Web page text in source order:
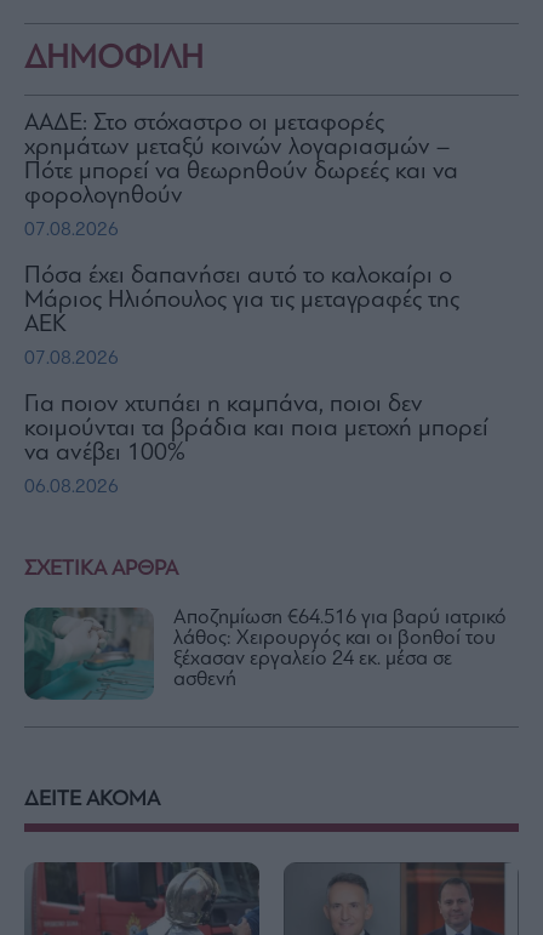
ΣΧΕΤΙΚΑ ΑΡΘΡΑ
Αποζημίωση €64.516 για βαρύ ιατρικό
λάθος: Χειρουργός και οι βοηθοί του
ξέχασαν εργαλείο 24 εκ. μέσα σε
ασθενή
ΔΗΜΟΦΙΛΗ
ΑΑΔΕ: Στο στόχαστρο οι μεταφορές
χρημάτων μεταξύ κοινών λογαριασμών –
Πότε μπορεί να θεωρηθούν δωρεές και να
φορολογηθούν
07.08.2026
Πόσα έχει δαπανήσει αυτό το καλοκαίρι ο
Μάριος Ηλιόπουλος για τις μεταγραφές της
ΑΕΚ
07.08.2026
Για ποιον χτυπάει η καμπάνα, ποιοι δεν
κοιμούνται τα βράδια και ποια μετοχή μπορεί
να ανέβει 100%
06.08.2026
ΔΕΙΤΕ ΑΚΟΜΑ